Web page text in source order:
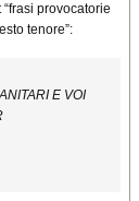
provocatorie
tenore”:
E VOI